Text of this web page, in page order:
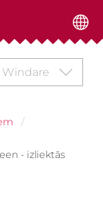
Windare
- izliektās